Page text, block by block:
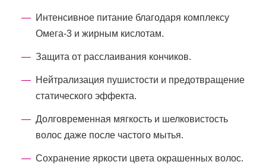
Интенсивное питание благодаря комплексу
Омега-3 и жирным кислотам.
Защита от расслаивания кончиков.
Нейтрализация пушистости и предотвращение
статического эффекта.
Долговременная мягкость и шелковистость
волос даже после частого мытья.
Сохранение яркости цвета окрашенных волос.